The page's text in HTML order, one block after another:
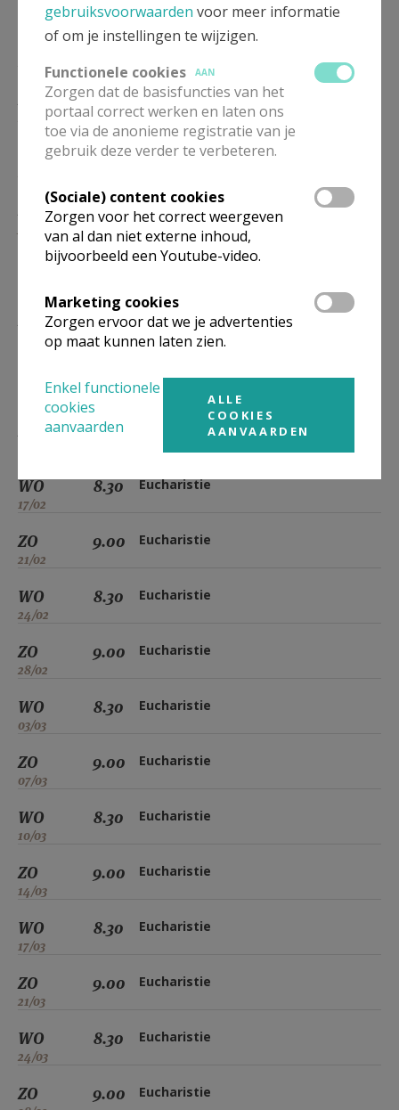
8.30 Eucharistie
24/01
9.00 Eucharistie
8.30 Eucharistie
9.00 Eucharistie
8.30 Eucharistie
07/02
9.00 Eucharistie
10/02
Eucharistie
9.00 Eucharistie
WO
17/02
8.30 Eucharistie
ZO
21/02
9.00 Eucharistie
WO
24/02
8.30 Eucharistie
ZO
28/02
9.00 Eucharistie
WO
03/03
8.30 Eucharistie
ZO
07/03
9.00 Eucharistie
WO
10/03
8.30 Eucharistie
ZO
14/03
9.00 Eucharistie
WO
17/03
8.30 Eucharistie
ZO
21/03
9.00 Eucharistie
WO
24/03
8.30 Eucharistie
ZO 9.00 Eucharistie
gebruiksvoorwaarden voor meer informatie
of om je instellingen te wijzigen.
Functionele cookies
AAN
Zorgen dat de basisfuncties van het
portaal correct werken en laten ons
toe via de anonieme registratie van je
gebruik deze verder te verbeteren.
(Sociale) content cookies
Zorgen voor het correct weergeven
van al dan niet externe inhoud,
bijvoorbeeld een Youtube-video.
Marketing cookies
Zorgen ervoor dat we je advertenties
op maat kunnen laten zien.
Enkel functionele
cookies
aanvaarden
ALLE
COOKIES
AANVAARDEN